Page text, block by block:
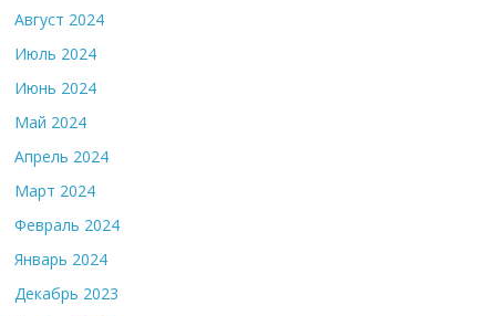
Август 2024
Июль 2024
Июнь 2024
Май 2024
Апрель 2024
Март 2024
Февраль 2024
Январь 2024
Декабрь 2023